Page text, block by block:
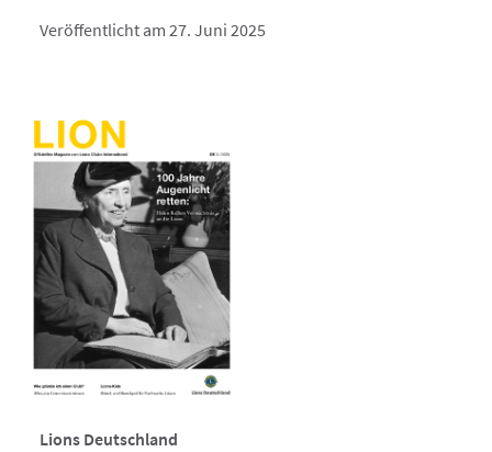
Veröffentlicht am 27. Juni 2025
Lions Deutschland